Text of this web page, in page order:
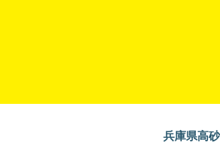
兵庫県高